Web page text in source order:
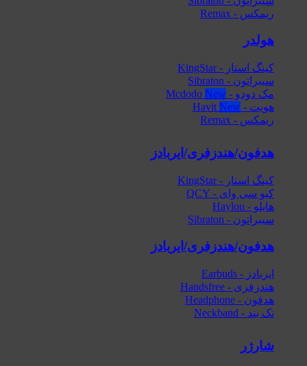
ریمکس - Remax
هولدر
کینگ استار - KingStar
سیبراتون - Sibraton
مک دودو - Mcdodo
هویت - Havit
ریمکس - Remax
هدفون/هندزفری/ایربادز
کینگ استار - KingStar
کیو سی وای - QCY
هایلو - Haylou
سیبراتون - Sibraton
هدفون/هندزفری/ایربادز
ایربادز - Earbuds
هندزفری - Handsfree
هدفون - Headphone
نک بند - Neckband
شارژر